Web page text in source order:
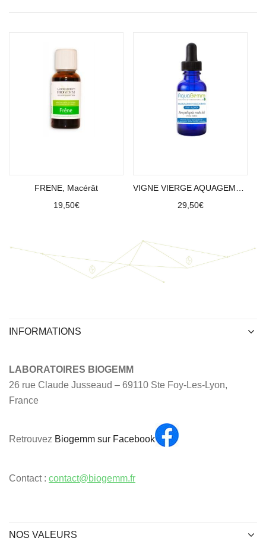
FRENE, Macérât
19,50€
29,50€
INFORMATIONS
LABORATOIRES BIOGEMM
26 rue Claude Jusseaud – 69110 Ste Foy-Les-Lyon,
France
Retrouvez Biogemm sur Facebook
Contact : contact@biogemm.fr
NOS VALEURS